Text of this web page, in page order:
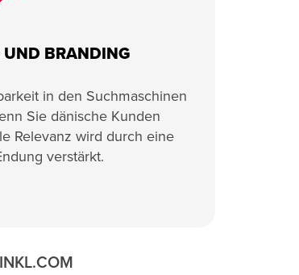
UND BRANDING
in den Suchmaschinen
Sie dänische Kunden
Relevanz wird durch eine
verstärkt.